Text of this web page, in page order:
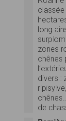
long
zones
chênes
divers :
de